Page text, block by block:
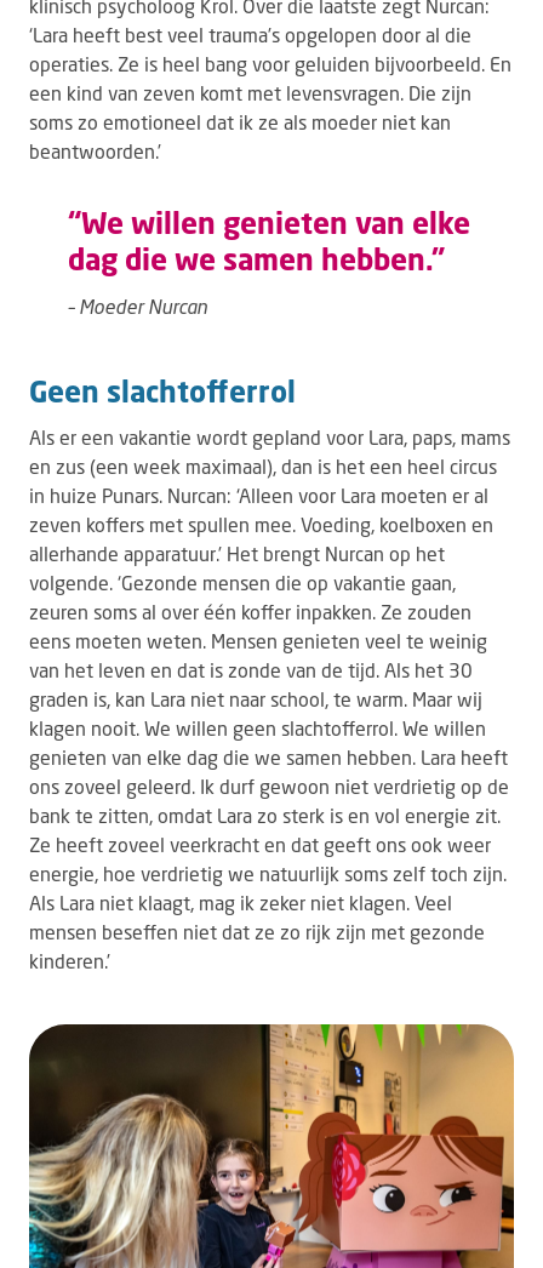
klinisch psycholoog Krol. Over die laatste zegt Nurcan:
‘Lara heeft best veel trauma’s opgelopen door al die
operaties. Ze is heel bang voor geluiden bijvoorbeeld. En
een kind van zeven komt met levensvragen. Die zijn
soms zo emotioneel dat ik ze als moeder niet kan
beantwoorden.’
“We willen genieten van elke
dag die we samen hebben.”
– Moeder Nurcan
Geen slachtofferrol
Als er een vakantie wordt gepland voor Lara, paps, mams
en zus (een week maximaal), dan is het een heel circus
in huize Punars. Nurcan: ‘Alleen voor Lara moeten er al
zeven koffers met spullen mee. Voeding, koelboxen en
allerhande apparatuur.’ Het brengt Nurcan op het
volgende. ‘Gezonde mensen die op vakantie gaan,
zeuren soms al over één koffer inpakken. Ze zouden
eens moeten weten. Mensen genieten veel te weinig
van het leven en dat is zonde van de tijd. Als het 30
graden is, kan Lara niet naar school, te warm. Maar wij
klagen nooit. We willen geen slachtofferrol. We willen
genieten van elke dag die we samen hebben. Lara heeft
ons zoveel geleerd. Ik durf gewoon niet verdrietig op de
bank te zitten, omdat Lara zo sterk is en vol energie zit.
Ze heeft zoveel veerkracht en dat geeft ons ook weer
energie, hoe verdrietig we natuurlijk soms zelf toch zijn.
Als Lara niet klaagt, mag ik zeker niet klagen. Veel
mensen beseffen niet dat ze zo rijk zijn met gezonde
kinderen.’